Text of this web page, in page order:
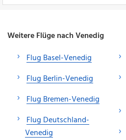
Weitere Flüge nach Venedig
Flug Basel-Venedig
Flug Berlin-Venedig
Flug Bremen-Venedig
Flug Deutschland-
Venedig